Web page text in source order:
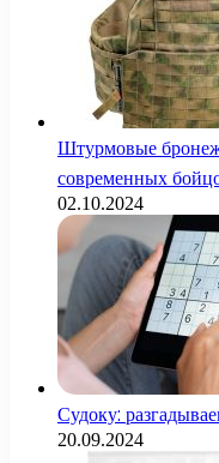
Штурмовые
современных
02.10.2024
Судоку:
20.09.2024